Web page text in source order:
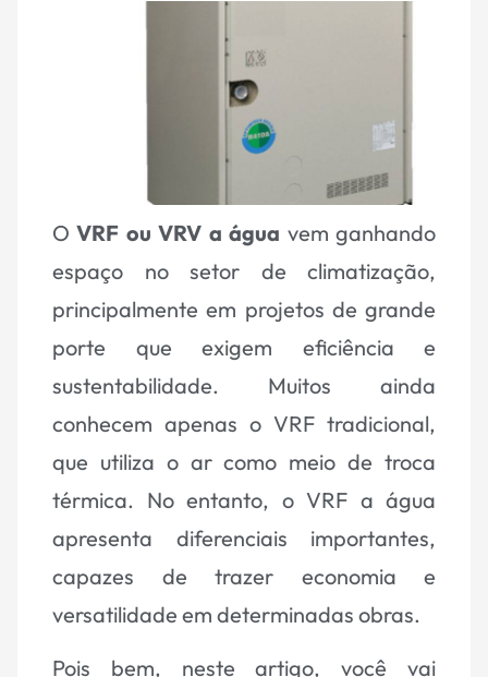
OVRF ou VRV a água vem ganhando
espaço no setor de climatização,
principalmente em projetos de grande
porte que exigem eficiência e
sustentabilidade. Muitos ainda
conhecem apenas o VRF tradicional,
que utiliza o ar como meio de troca
térmica. No entanto, o VRF a água
apresenta diferenciais importantes,
capazes de trazer economia e
versatilidade em determinadas obras.
Pois bem, neste artigo, você vai